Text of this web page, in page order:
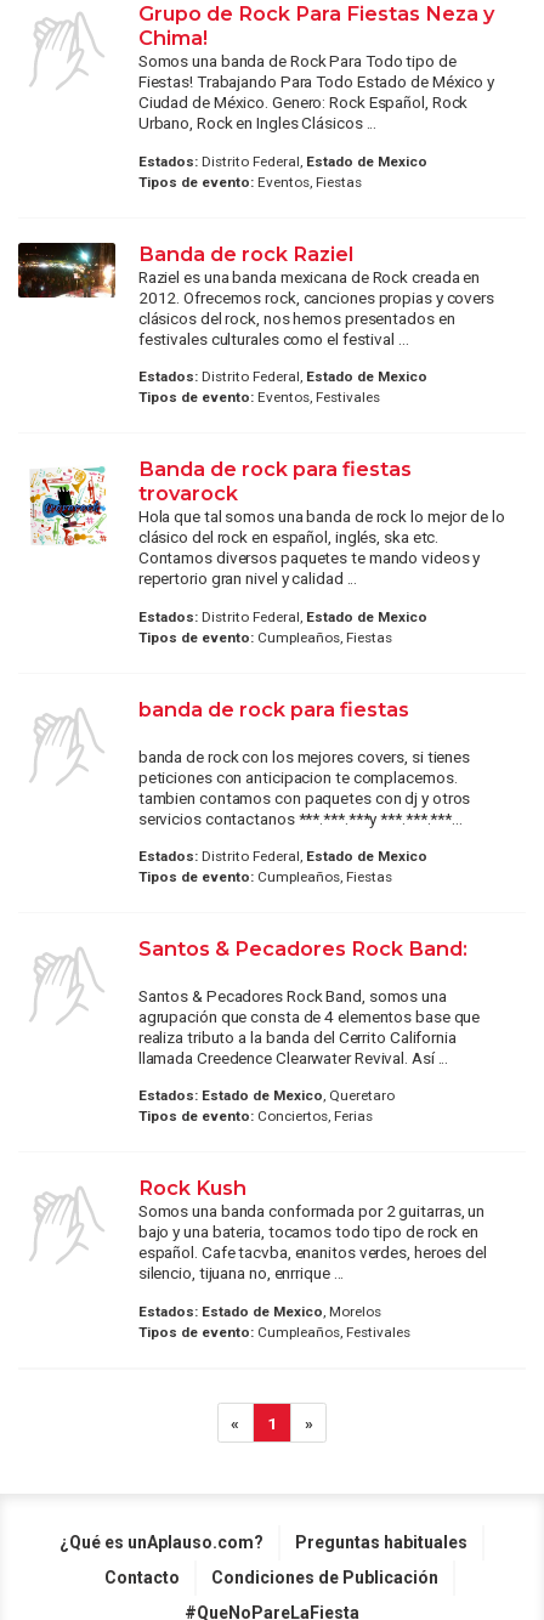
Grupo de Rock Para Fiestas Neza y
Chima!
Somos una banda de Rock Para Todo tipo de
Fiestas! Trabajando Para Todo Estado de México y
Ciudad de México. Genero: Rock Español, Rock
Urbano, Rock en Ingles Clásicos ...
Estados:Distrito Federal, Estado de Mexico
Tipos de evento:Eventos, Fiestas
Banda de rock Raziel
Raziel es una banda mexicana de Rock creada en
2012. Ofrecemos rock, canciones propias y covers
clásicos del rock, nos hemos presentados en
festivales culturales como el festival ...
Estados:Distrito Federal, Estado de Mexico
Tipos de evento:Eventos, Festivales
Banda de rock para fiestas
trovarock
Hola que tal somos una banda de rock lo mejor de lo
clásico del rock en español, inglés, ska etc.
Contamos diversos paquetes te mando videos y
repertorio gran nivel y calidad ...
Estados:Distrito Federal, Estado de Mexico
Tipos de evento:Cumpleaños, Fiestas
banda de rock para fiestas
banda de rock con los mejores covers, si tienes
peticiones con anticipacion te complacemos.
tambien contamos con paquetes con dj y otros
servicios contactanos ***.***.***y ***.***.***...
Estados:Distrito Federal, Estado de Mexico
Tipos de evento:Cumpleaños, Fiestas
Santos & Pecadores Rock Band:
Santos & Pecadores Rock Band, somos una
agrupación que consta de 4 elementos base que
realiza tributo a la banda del Cerrito California
llamada Creedence Clearwater Revival. Así ...
Estados: Estado de Mexico, Queretaro
Tipos de evento:Conciertos, Ferias
Rock Kush
Somos una banda conformada por 2 guitarras, un
bajo y una bateria, tocamos todo tipo de rock en
español. Cafe tacvba, enanitos verdes, heroes del
silencio, tijuana no, enrrique ...
Estados: Estado de Mexico , Morelos
Tipos de evento:Cumpleaños, Festivales
« 1 »
¿Qué es unAplauso.com?
Preguntas habituales
Contacto
Condiciones de Publicación
#QueNoPareLaFiesta